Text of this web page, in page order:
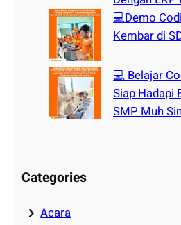
💻Demo
Kembar di
💻 Belajar
Siap Hadapi
SMP Muh
Categories
Acara